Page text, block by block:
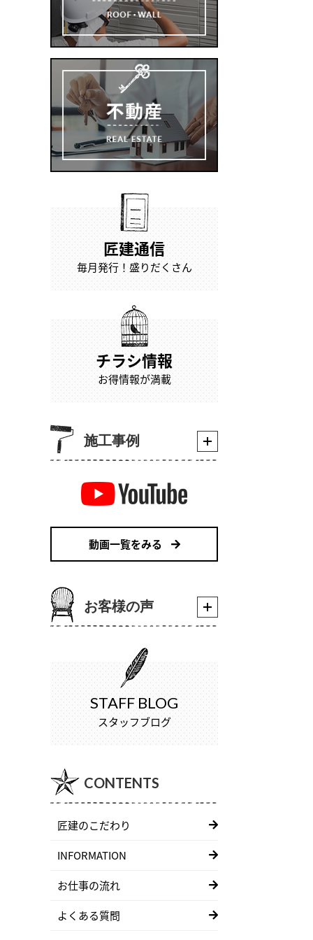
匠建通信
毎月発行！盛りだくさん
チラシ情報
お得情報が満載
施工事例
動画一覧をみる
お客様の声
STAFF BLOG
スタッフブログ
CONTENTS
匠建のこだわり
INFORMATION
お仕事の流れ
よくある質問